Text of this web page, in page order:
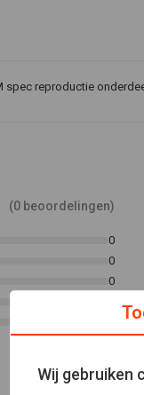
spec reproductie
(0 beoordelingen)
0
0
0
Wij gebruiken